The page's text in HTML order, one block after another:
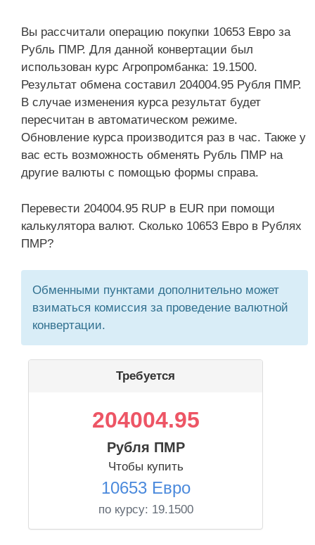
Вы рассчитали операцию покупки 10653 Евро за
Рубль ПМР. Для данной конвертации был
использован курс Агропромбанка: 19.1500.
Результат обмена составил 204004.95 Рубля ПМР.
В случае изменения курса результат будет
пересчитан в автоматическом режиме.
Обновление курса производится раз в час. Также у
вас есть возможность обменять Рубль ПМР на
другие валюты с помощью формы справа.
Перевести 204004.95 RUP в EUR при помощи
калькулятора валют. Сколько 10653 Евро в Рублях
ПМР?
Обменными пунктами дополнительно может
взиматься комиссия за проведение валютной
конвертации.
Требуется
204004.95
Рубля ПМР
Чтобы купить
10653 Евро
по курсу: 19.1500